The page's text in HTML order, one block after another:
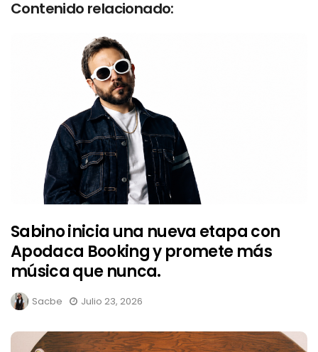
Contenido relacionado:
Sabino inicia una nueva etapa con
Apodaca Booking y promete más
música que nunca.
Sacbe Julio 23, 2026